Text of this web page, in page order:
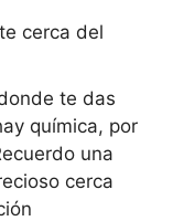
te das
química, por
una
cerca